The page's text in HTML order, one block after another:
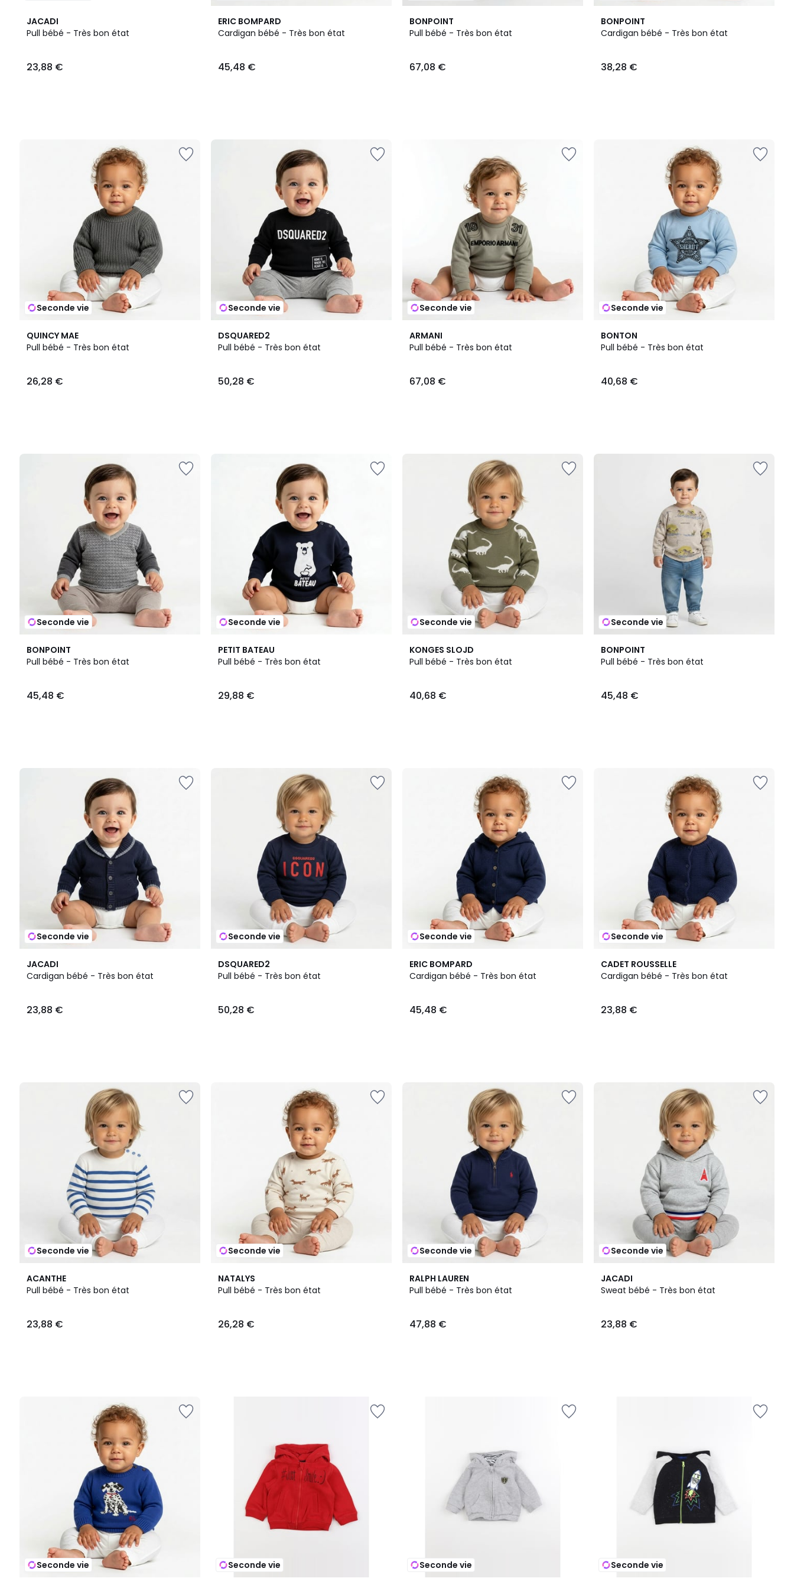
JACADI
Pull bébé - Très bon état
€.
23,88 €
ERIC BOMPARD
Cardigan bébé - Très bon état
45,48 €
BONPOINT
Pull bébé - Très bon état
67,08 €
BONPOINT
Cardigan bébé - Très bon état
38,28 €
Seconde vie
QUINCY MAE
Pull bébé - Très bon état
26,28 €
Seconde vie
DSQUARED2
Pull bébé - Très bon état
50,28 €
Seconde vie
ARMANI
Pull bébé - Très bon état
67,08 €
Seconde vie
BONTON
Pull bébé - Très bon état
40,68 €
Seconde vie
BONPOINT
Pull bébé - Très bon état
45,48 €
Seconde vie
PETIT BATEAU
Pull bébé - Très bon état
29,88 €
Seconde vie
KONGES SLOJD
Pull bébé - Très bon état
40,68 €
Seconde vie
BONPOINT
Pull bébé - Très bon état
45,48 €
Seconde vie
JACADI
Cardigan bébé - Très bon état
23,88 €
Seconde vie
DSQUARED2
Pull bébé - Très bon état
50,28 €
Seconde vie
ERIC BOMPARD
Cardigan bébé - Très bon état
45,48 €
Seconde vie
CADET ROUSSELLE
Cardigan bébé - Très bon état
23,88 €
Seconde vie
ACANTHE
Pull bébé - Très bon état
23,88 €
Seconde vie
NATALYS
Pull bébé - Très bon état
26,28 €
Seconde vie
RALPH LAUREN
Pull bébé - Très bon état
47,88 €
Seconde vie
JACADI
Sweat bébé - Très bon état
23,88 €
Seconde vie Seconde vie Seconde vie Seconde vie